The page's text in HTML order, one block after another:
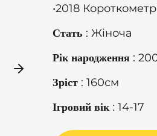
•2018
Стать : Жіноча
Рік народження :
Зріст : 160см
Ігровий вік: 14-17